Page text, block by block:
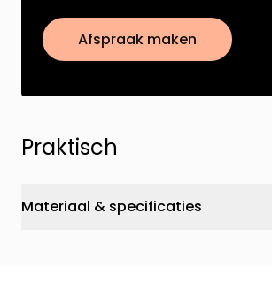
Afspraak maken
Praktisch
Materiaal & specificaties